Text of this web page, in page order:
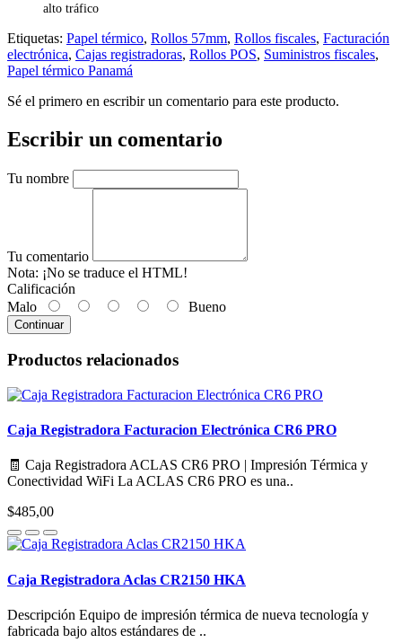
alto tráfico
Etiquetas: Papel térmico, Rollos 57mm, Rollos fiscales, Facturación
electrónica, Cajas registradoras, Rollos POS, Suministros fiscales,
Papel térmico Panamá
Sé el primero en escribir un comentario para este producto.
Escribir un comentario
Tu nombre
Tu comentario
Nota: ¡No se traduce el HTML!
Calificación
Malo
Bueno
Continuar
Productos relacionados
Caja Registradora Facturacion Electrónica CR6 PRO
🧾 Caja Registradora ACLAS CR6 PRO | Impresión Térmica y
Conectividad WiFi La ACLAS CR6 PRO es una..
$485,00
Caja Registradora Aclas CR2150 HKA
Descripción Equipo de impresión térmica de nueva tecnología y
fabricada bajo altos estándares de ..